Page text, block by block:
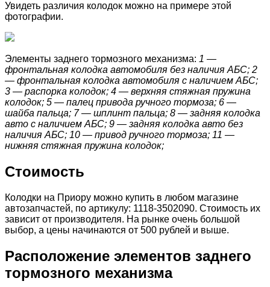
Увидеть различия колодок можно на примере этой
фотографии.
Элементы заднего тормозного механизма: 1 —
фронтальная колодка автомобиля без наличия АБС; 2
— фронтальная колодка автомобиля с наличием АБС;
3 — распорка колодок; 4 — верхняя стяжная пружина
колодок; 5 — палец привода ручного тормоза; 6 —
шайба пальца; 7 — шплинт пальца; 8 — задняя колодка
авто с наличием АБС; 9 — задняя колодка авто без
наличия АБС; 10 — привод ручного тормоза; 11 —
нижняя стяжная пружина колодок;
Стоимость
Колодки на Приору можно купить в любом магазине
автозапчастей, по артикулу: 1118-3502090. Стоимость их
зависит от производителя. На рынке очень большой
выбор, а цены начинаются от 500 рублей и выше.
Расположение элементов заднего
тормозного механизма